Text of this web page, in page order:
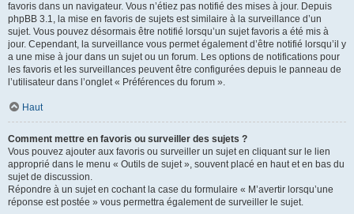
favoris dans un navigateur. Vous n’étiez pas notifié des mises à jour. Depuis
phpBB 3.1, la mise en favoris de sujets est similaire à la surveillance d’un
sujet. Vous pouvez désormais être notifié lorsqu’un sujet favoris a été mis à
jour. Cependant, la surveillance vous permet également d’être notifié lorsqu’il y
a une mise à jour dans un sujet ou un forum. Les options de notifications pour
les favoris et les surveillances peuvent être configurées depuis le panneau de
l’utilisateur dans l’onglet « Préférences du forum ».
Haut
Comment mettre en favoris ou surveiller des sujets ?
Vous pouvez ajouter aux favoris ou surveiller un sujet en cliquant sur le lien
approprié dans le menu « Outils de sujet », souvent placé en haut et en bas du
sujet de discussion.
Répondre à un sujet en cochant la case du formulaire « M’avertir lorsqu’une
réponse est postée » vous permettra également de surveiller le sujet.